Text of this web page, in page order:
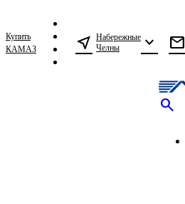
Купить
КАМАЗ
near_me Набережные
Челны
expand_more mail
search